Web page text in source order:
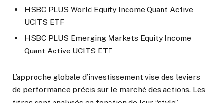
HSBC PLUS World Equity Income Quant Active
UCITS ETF
HSBC PLUS Emerging Markets Equity Income
Quant Active UCITS ETF
L’approche globale d’investissement vise des leviers
de performance précis sur le marché des actions. Les